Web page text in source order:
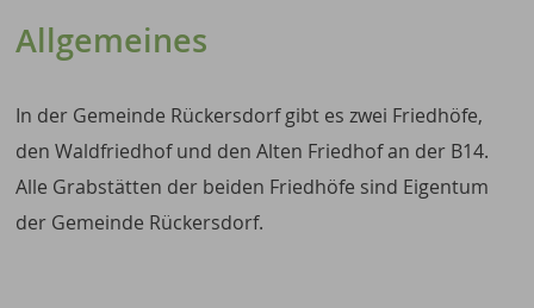
Allgemeines
In der Gemeinde Rückersdorf gibt es zwei Friedhöfe,
den Waldfriedhof und den Alten Friedhof an der B14.
Alle Grabstätten der beiden Friedhöfe sind Eigentum
der Gemeinde Rückersdorf.